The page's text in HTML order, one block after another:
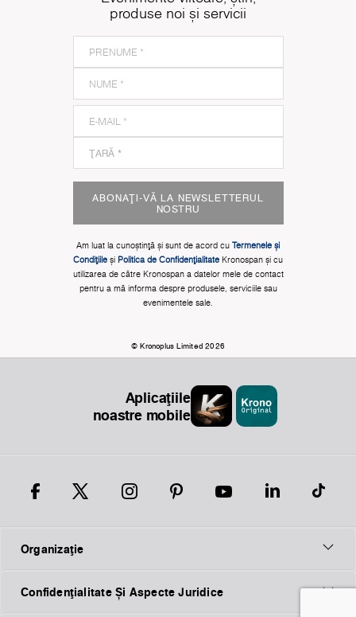
produse noi și servicii
ABONAȚI-VĂ LA NEWSLETTERUL
NOSTRU
Am luat la cunoștinţă și sunt de acord cu Termenele și
Condițiile și Politica de Confidențialitate Kronospan și cu
utilizarea de către Kronospan a datelor mele de contact
pentru a mă informa despre produsele, serviciile sau
evenimentele sale.
© Kronoplus Limited 2026
Aplicațiile
noastre mobile
Organizaţie
Confidențialitate Și Aspecte Juridice